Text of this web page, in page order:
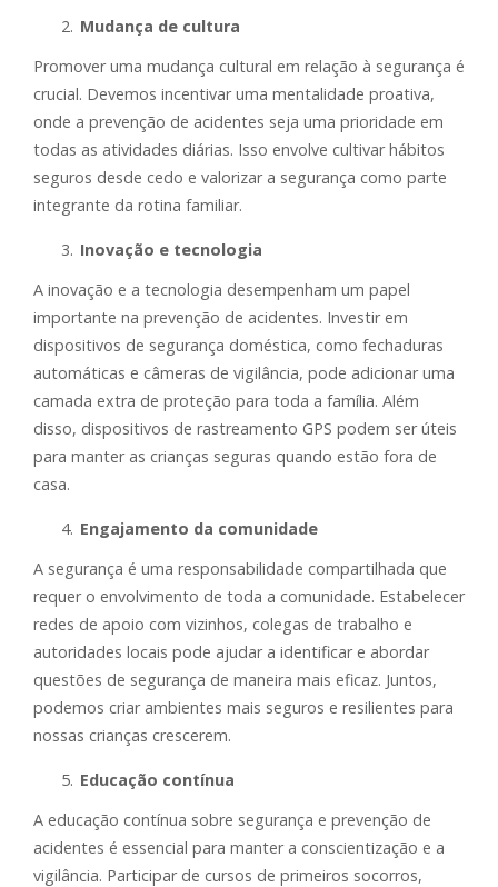
Mudança de cultura
Promover uma mudança cultural em relação à segurança é
crucial. Devemos incentivar uma mentalidade proativa,
onde a prevenção de acidentes seja uma prioridade em
todas as atividades diárias. Isso envolve cultivar hábitos
seguros desde cedo e valorizar a segurança como parte
integrante da rotina familiar.
Inovação e tecnologia
A inovação e a tecnologia desempenham um papel
importante na prevenção de acidentes. Investir em
dispositivos de segurança doméstica, como fechaduras
automáticas e câmeras de vigilância, pode adicionar uma
camada extra de proteção para toda a família. Além
disso, dispositivos de rastreamento GPS podem ser úteis
para manter as crianças seguras quando estão fora de
casa.
Engajamento da comunidade
A segurança é uma responsabilidade compartilhada que
requer o envolvimento de toda a comunidade. Estabelecer
redes de apoio com vizinhos, colegas de trabalho e
autoridades locais pode ajudar a identificar e abordar
questões de segurança de maneira mais eficaz. Juntos,
podemos criar ambientes mais seguros e resilientes para
nossas crianças crescerem.
Educação contínua
A educação contínua sobre segurança e prevenção de
acidentes é essencial para manter a conscientização e a
vigilância. Participar de cursos de primeiros socorros,